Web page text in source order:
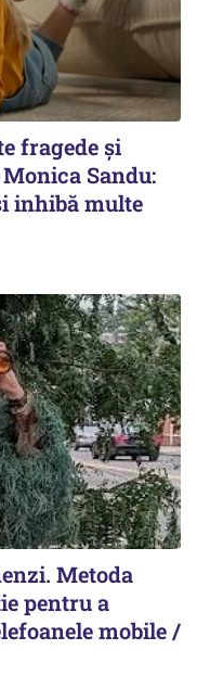
fragede și
Sandu:
inhibă multe
Metoda
pentru a
mobile /